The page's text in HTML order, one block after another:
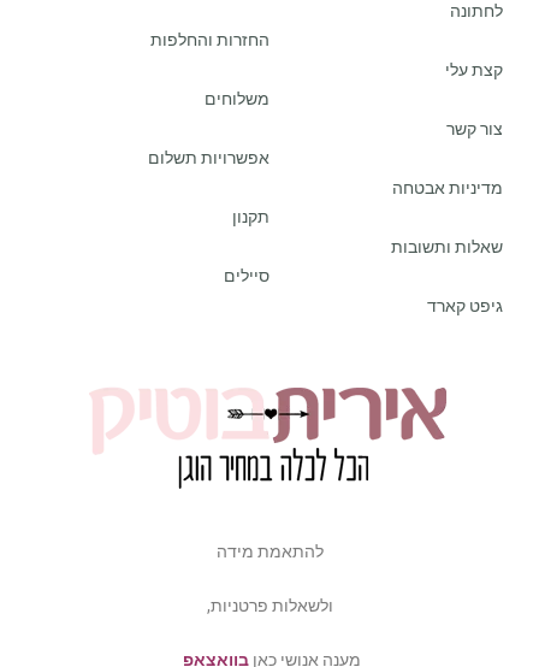
לחתונה
קצת עלי
צור קשר
מדיניות אבטחה
שאלות ותשובות
גיפט קארד
החזרות והחלפות
משלוחים
אפשרויות תשלום
תקנון
סיילים
להתאמת מידה
ולשאלות פרטניות,
מענה אנושי כאןבוואצאפ